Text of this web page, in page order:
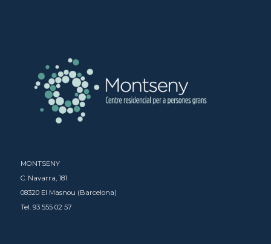
MONTSENY
C. Navarra, 181
08320 El Masnou (Barcelona)
Tel. 93 555 02 57